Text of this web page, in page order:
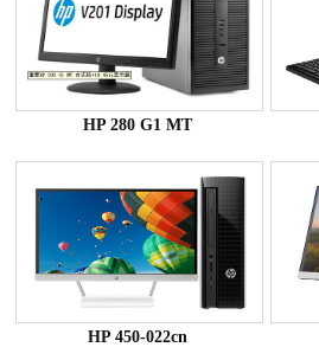
HP 280 G1 MT
HP 450-022cn